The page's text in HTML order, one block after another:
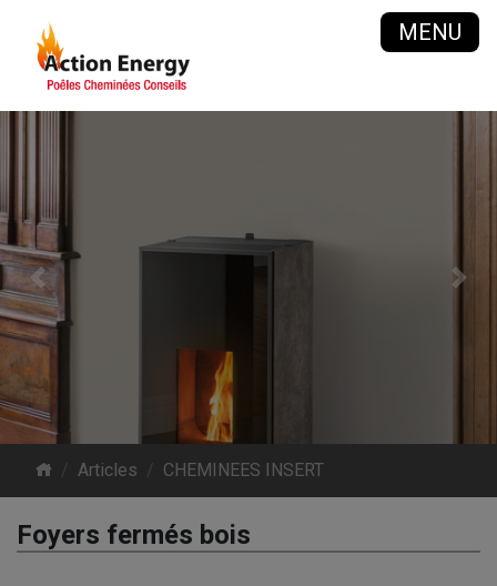
MENU
Previous Next
Articles CHEMINEES INSERT
Foyers fermés bois